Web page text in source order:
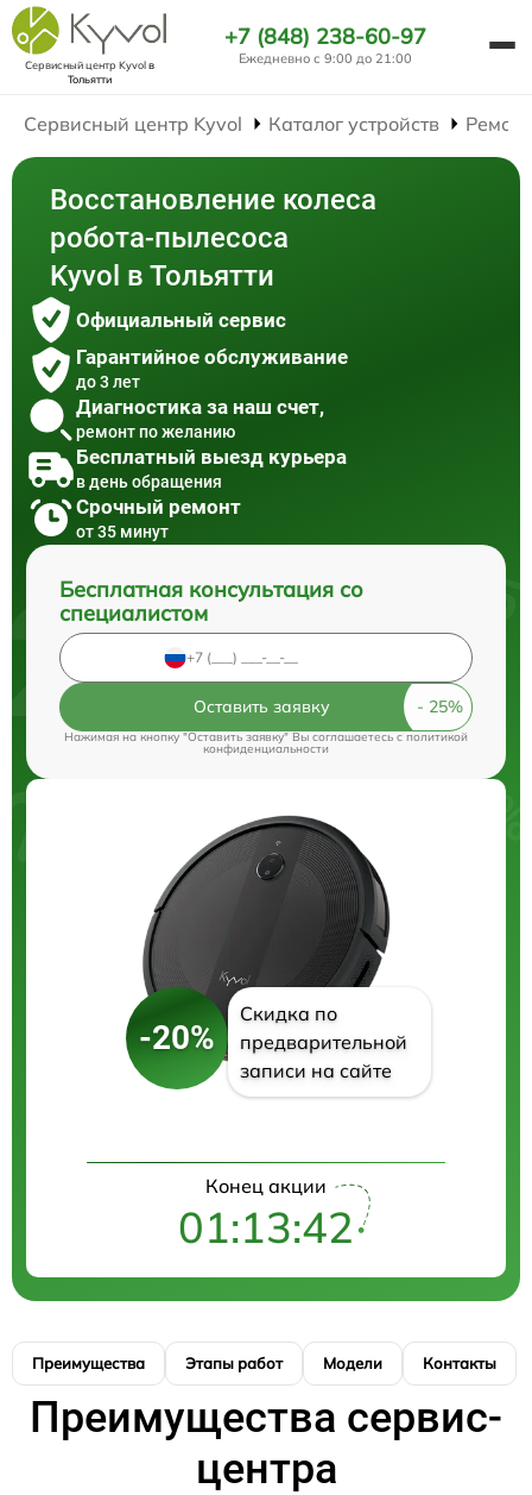
Сервисный центр Kyvolв
Тольятти
+7 (848) 238-60-97
Ежедневно с 9:00 до 21:00
Сервисный центр Kyvol Каталог устройств
Восстановление колеса
робота-пылесоса
Kyvol в Тольятти
Официальный сервис
Гарантийное обслуживание
до 3 лет
Диагностика за наш счет,
ремонт по желанию
Бесплатный выезд курьера
в день обращения
Срочный ремонт
от 35 минут
Бесплатная консультация со
специалистом
Оставить заявку
Нажимая на кнопку "Оставить заявку" Вы соглашаетесь cполитикой
конфиденциальности
-20%
Скидка по
предварительной
записи на сайте
Конец акции
01:13:41
Преимущества Этапы работ Модели Контакты
Преимущества сервис-
центра